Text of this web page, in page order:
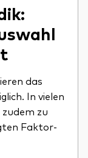
das
In vielen
zu
Faktor-